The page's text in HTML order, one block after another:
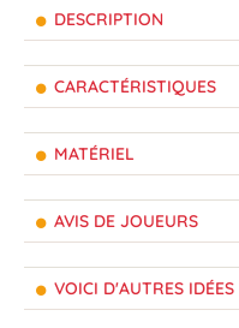
DESCRIPTION
CARACTÉRISTIQUES
MATÉRIEL
AVIS DE JOUEURS
VOICI D'AUTRES IDÉES